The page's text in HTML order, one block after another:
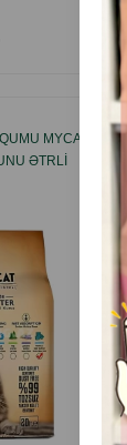
—
MYCAT®
ƏTRLI